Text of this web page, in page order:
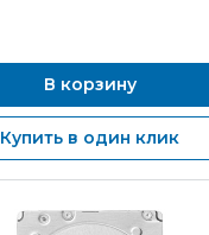
В корзину
Купить в один клик